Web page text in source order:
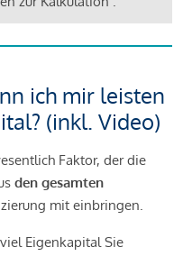
ich mir leisten
(inkl. Video)
Faktor, der die
den gesamten
mit einbringen.
Eigenkapital Sie